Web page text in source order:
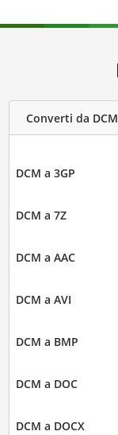
Converti da DCM
DCM a 3GP
DCM a 7Z
DCM a AAC
DCM a AVI
DCM a BMP
DCM a DOC
DCM a DOCX